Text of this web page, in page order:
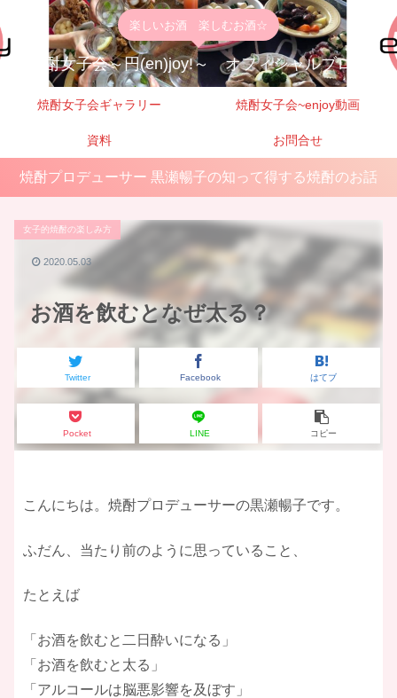
楽しいお酒 楽しむお酒☆
焼酎女子会～円(en)joy!～ オフィシャルブログ
焼酎女子会ギャラリー 焼酎女子会~enjoy動画
資料 お問合せ
焼酎プロデューサー 黒瀬暢子の知って得する焼酎のお話
お酒を飲むとなぜ太る？
女子的焼酎の楽しみ方
Twitter Facebook はてブ
Pocket LINE コピー
2020.05.03
こんにちは。焼酎プロデューサーの黒瀬暢子です。
ふだん、当たり前のように思っていること、
たとえば
「お酒を飲むと二日酔いになる」
「お酒を飲むと太る」
「アルコールは脳悪影響を及ぼす」